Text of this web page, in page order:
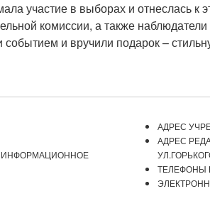
участие в выборах и отнеслась к
комиссии, а также наблюдатели
и вручили подарок –
ИНФОРМАЦИОННОЕ
АДРЕС
АДРЕС
ТЕЛЕФОНЫ